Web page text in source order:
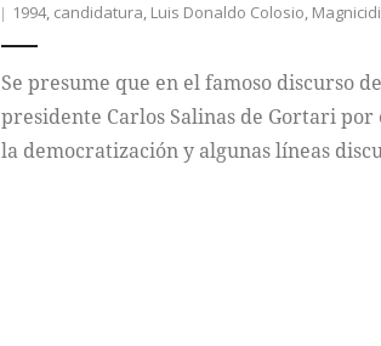
1994, candidatura, Luis Donaldo Colosio,
Se presume que en el famoso discurso
presidente Carlos Salinas de Gortari
la democratización y algunas líneas